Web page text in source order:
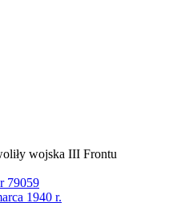
wojska III Frontu
79059
1940 r.